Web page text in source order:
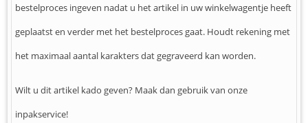
bestelproces ingeven nadat u het artikel in uw winkelwagentje heeft
geplaatst en verder met het bestelproces gaat. Houdt rekening met
het maximaal aantal karakters dat gegraveerd kan worden.
Wilt u dit artikel kado geven? Maak dan gebruik van onze
inpakservice!